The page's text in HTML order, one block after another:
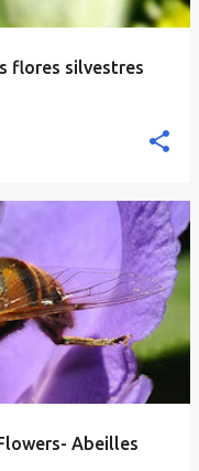
flores silvestres
Abeilles